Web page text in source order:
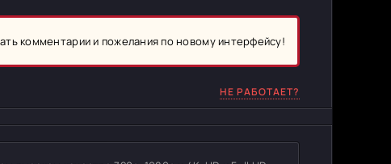
комментарии и пожелания по новому интерфейсу!
НЕ РАБОТАЕТ?